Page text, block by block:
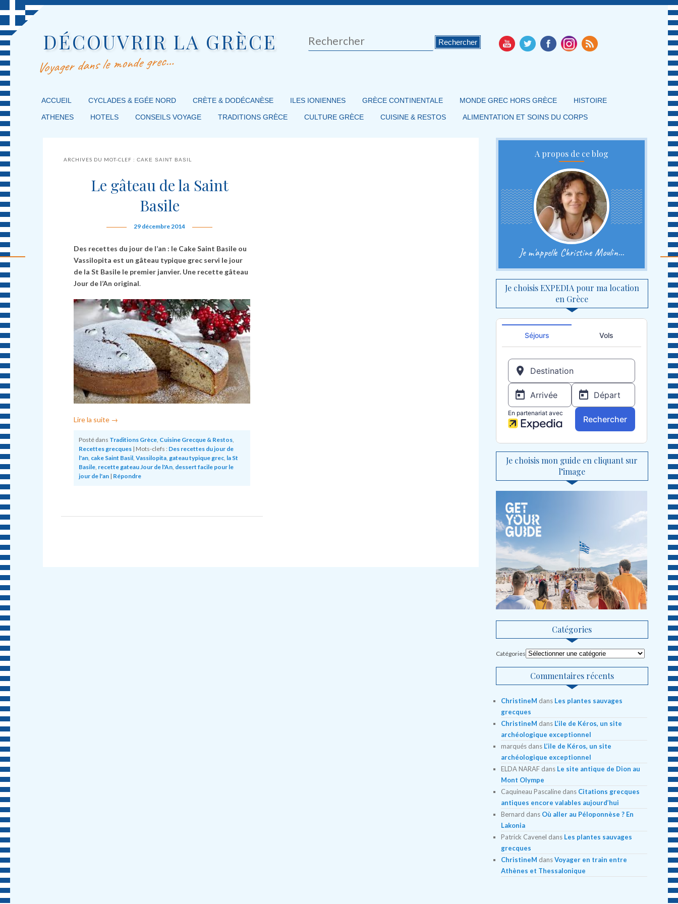
DÉCOUVRIR LA GRÈCE
Voyager dans le monde grec…
Rechercher
MENU PRINCIPAL
MASQUER LA NAVIGATION PRINCIPALE
MASQUER LA NAVIGATION SECONDAIRE
ACCUEIL CYCLADES & EGÉE NORD CRÈTE & DODÉCANÈSE ILES IONIENNES GRÈCE CONTINENTALE MONDE GREC HORS GRÈCE HISTOIRE
ATHENES HOTELS CONSEILS VOYAGE TRADITIONS GRÈCE CULTURE GRÈCE CUISINE & RESTOS ALIMENTATION ET SOINS DU CORPS
ARCHIVES DU MOT-CLEF :CAKE SAINT BASIL
Le gâteau de la Saint
Basile
29 décembre 2014
Des recettes du jour de l’an : le Cake Saint Basile ou
Vassilopita est un gâteau typique grec servi le jour
de la St Basile le premier janvier. Une recette gâteau
Jour de l’An original.
Lire la suite →
Posté dans Traditions Grèce, Cuisine Grecque & Restos,
Recettes grecques | Mots-clefs : Des recettes du jour de
l'an, cake Saint Basil, Vassilopita, gateau typique grec, la St
Basile, recette gateau Jour de l'An, dessert facile pour le
jour de l'an | Répondre
A propos de ce blog
Je m'appelle Christine Moulin...
Je choisis EXPEDIA pour ma location
en Grèce
Je choisis mon guide en cliquant sur
l’image
Catégories
Catégories
Commentaires récents
ChristineM dans Les plantes sauvages
grecques
ChristineM dans L’ile de Kéros, un site
archéologique exceptionnel
marquésdans L’ile de Kéros, un site
archéologique exceptionnel
ELDA NARAFdans Le site antique de Dion au
Mont Olympe
Caquineau Pascalinedans Citations grecques
antiques encore valables aujourd’hui
Bernard dans Où aller au Péloponnèse ? En
Lakonia
Patrick Cavenel dans Les plantes sauvages
grecques
ChristineM dansVoyager en train entre
Athènes et Thessalonique